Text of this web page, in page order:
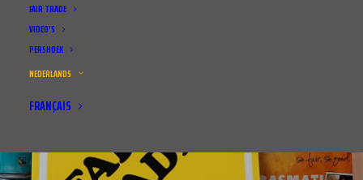
FAIR TRADE
VIDEO’S
PERSHOEK
NEDERLANDS
FRANÇAIS